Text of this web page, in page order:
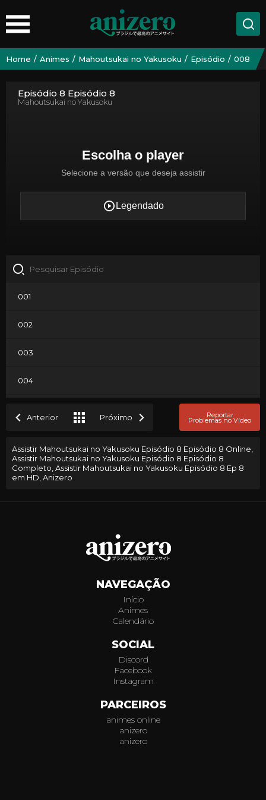
Home Animes Mahoutsukai no Yakusoku Episódio 008
Episódio 8 Episódio 8
Mahoutsukai no Yakusoku
001
002
003
004
007
Anterior Próximo Reportar
Problemas no Vídeo
Assistir Mahoutsukai no Yakusoku Episódio 8 Episódio 8 Online,
Assistir Mahoutsukai no Yakusoku Episódio 8 Episódio 8
Completo, Assistir Mahoutsukai no Yakusoku Episódio 8 Ep 8
em HD, Anizero
NAVEGAÇÃO
Início
Animes
Calendário
SOCIAL
Discord
Facebook
Instagram
PARCEIROS
animes online
anizero
anizero